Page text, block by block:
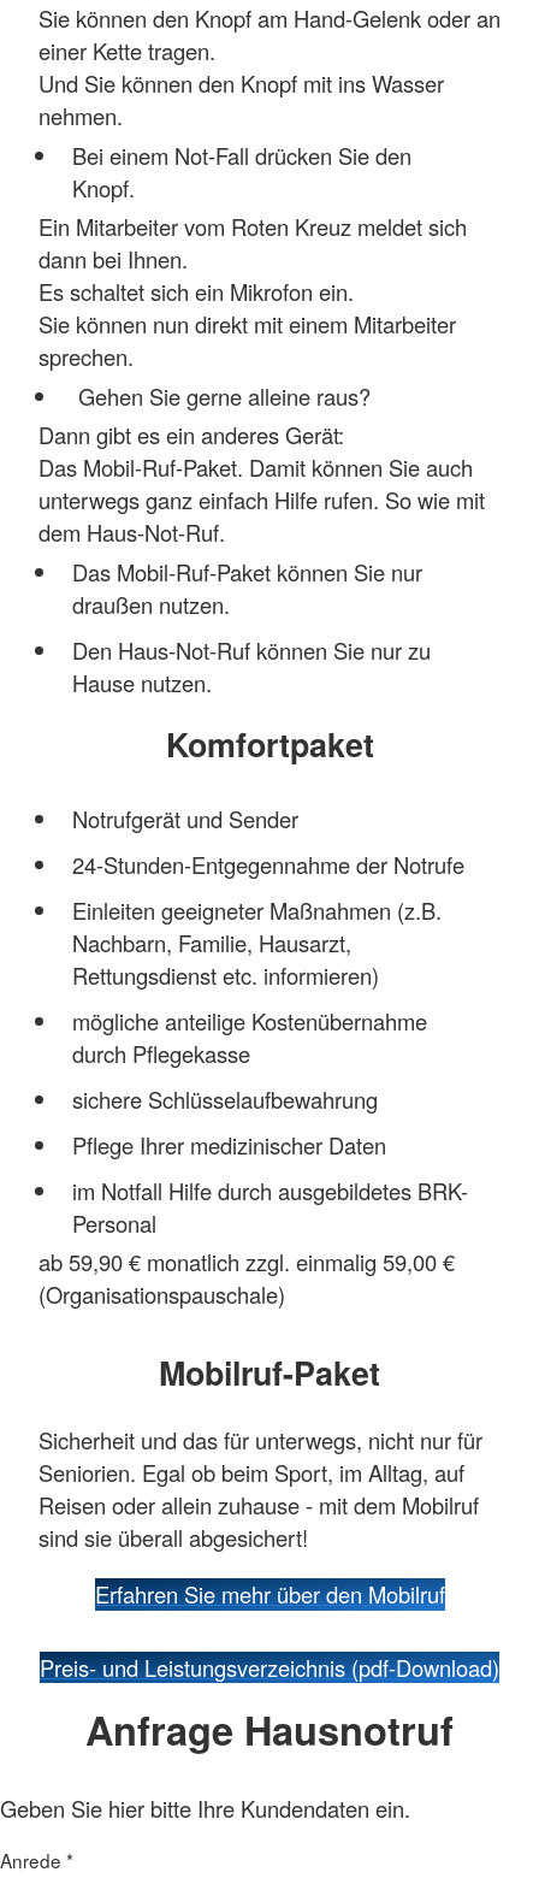
Sie können den Knopf am Hand-Gelenk oder an
einer Kette tragen.
Und Sie können den Knopf mit ins Wasser
nehmen.
Bei einem Not-Fall drücken Sie den
Knopf.
Ein Mitarbeiter vom Roten Kreuz meldet sich
dann bei Ihnen.
Es schaltet sich ein Mikrofon ein.
Sie können nun direkt mit einem Mitarbeiter
sprechen.
Gehen Sie gerne alleine raus?
Dann gibt es ein anderes Gerät:
Das Mobil-Ruf-Paket. Damit können Sie auch
unterwegs ganz einfach Hilfe rufen. So wie mit
dem Haus-Not-Ruf.
Das Mobil-Ruf-Paket können Sie nur
draußen nutzen.
Den Haus-Not-Ruf können Sie nur zu
Hause nutzen.
Komfortpaket
Notrufgerät und Sender
24-Stunden-Entgegennahme der Notrufe
Einleiten geeigneter Maßnahmen (z.B.
Nachbarn, Familie, Hausarzt,
Rettungsdienst etc. informieren)
mögliche anteilige Kostenübernahme
durch Pflegekasse
sichere Schlüsselaufbewahrung
Pflege Ihrer medizinischer Daten
im Notfall Hilfe durch ausgebildetes BRK-
Personal
ab 59,90 € monatlich zzgl. einmalig 59,00 €
(Organisationspauschale)
Mobilruf-Paket
Sicherheit und das für unterwegs, nicht nur für
Seniorien. Egal ob beim Sport, im Alltag, auf
Reisen oder allein zuhause - mit dem Mobilruf
sind sie überall abgesichert!
Erfahren Sie mehr über den Mobilruf
Preis- und Leistungsverzeichnis (pdf-Download)
Anfrage Hausnotruf
Geben Sie hier bitte Ihre Kundendaten ein.
Anrede *